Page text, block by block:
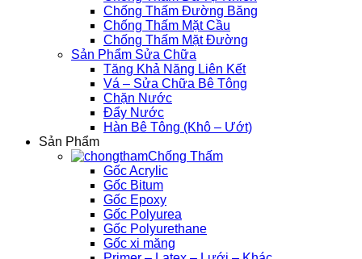
Chống Thấm Đường Băng
Chống Thấm Mặt Cầu
Chống Thấm Mặt Đường
Sản Phẩm Sửa Chữa
Tăng Khả Năng Liên Kết
Vá – Sửa Chữa Bê Tông
Chặn Nước
Đẩy Nước
Hàn Bê Tông (Khô – Ướt)
Sản Phẩm
Chống Thấm
Gốc Acrylic
Gốc Bitum
Gốc Epoxy
Gốc Polyurea
Gốc Polyurethane
Gốc xi măng